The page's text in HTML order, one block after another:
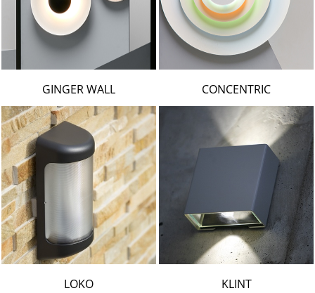
CONCENTRIC
GINGER WALL
KLINT
LOKO